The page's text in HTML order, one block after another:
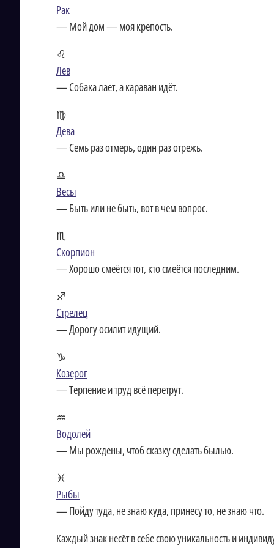
Рак
— Мой дом — моя крепость.
♌
Лев
— Собака лает, а караван идёт.
♍
Дева
— Семь раз отмерь, один раз отрежь.
♎
Весы
— Быть или не быть, вот в чем вопрос.
♏
Скорпион
— Хорошо смеётся тот, кто смеётся последним.
♐
Стрелец
— Дорогу осилит идущий.
♑
Козерог
— Терпение и труд всё перетрут.
♒
Водолей
— Мы рождены, чтоб сказку сделать былью.
♓
Рыбы
— Пойду туда, не знаю куда, принесу то, не знаю что.
Каждый знак несёт в себе свою уникальность и